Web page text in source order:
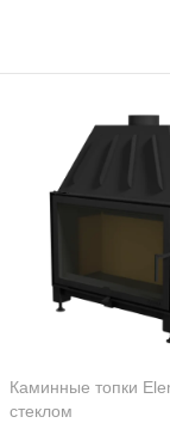
Каминные топки
стеклом